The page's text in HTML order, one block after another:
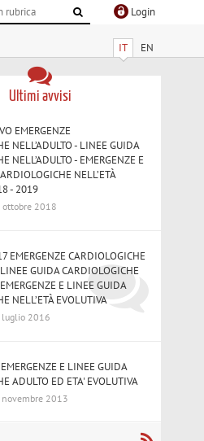
Login
IT EN
Ultimi avvisi
EMERGENZE
NELL’ADULTO - LINEE GUIDA
NELL’ADULTO - EMERGENZE E
NELL’ETÀ
- 2019
2018
EMERGENZE CARDIOLOGICHE
LINEE GUIDA CARDIOLOGICHE
EMERGENZE E LINEE GUIDA
NELL’ETÀ EVOLUTIVA
luglio 2016
E LINEE GUIDA
ADULTO ED ETA' EVOLUTIVA
2013